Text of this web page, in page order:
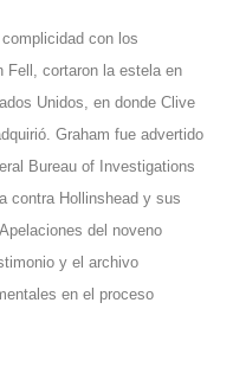
con los
Fell, cortaron la estela en
Unidos, en donde Clive
Graham fue advertido
Bureau of Investigations
contra Hollinshead y sus
del noveno
y el archivo
en el proceso